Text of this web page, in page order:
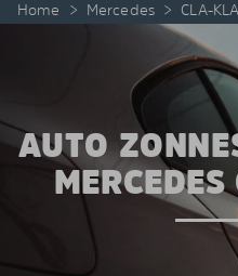
Home > Mercedes > CLA-
AUTO